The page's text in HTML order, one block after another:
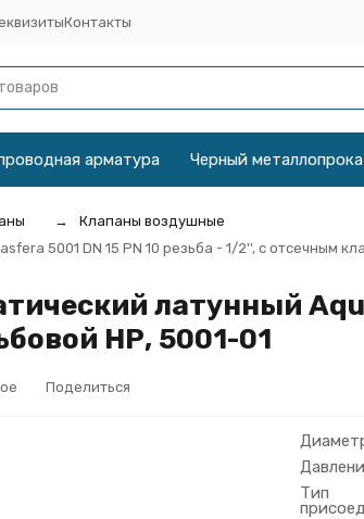
Контакты
арматура Черный
Клапаны воздушные
5001 DN 15 PN 10 резьба - 1/2'', с отсечным
латунный
НР, 5001-01
Поделиться
Тип